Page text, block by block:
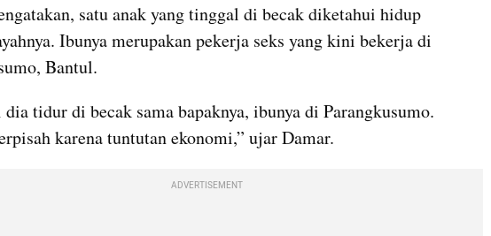
satu anak yang tinggal di becak diketahui hidup
Ibunya merupakan pekerja seks yang kini bekerja di
Bantul.
dia tidur di becak sama bapaknya, ibunya di Parangkusumo.
karena tuntutan ekonomi,” ujar Damar.
ADVERTISEMENT